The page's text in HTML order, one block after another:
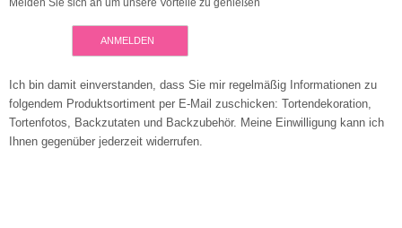
Melden Sie sich an um unsere Vorteile zu genießen
ANMELDEN
Ich bin damit einverstanden, dass Sie mir regelmäßig Informationen zu
folgendem Produktsortiment per E-Mail zuschicken: Tortendekoration,
Tortenfotos, Backzutaten und Backzubehör. Meine Einwilligung kann ich
Ihnen gegenüber jederzeit widerrufen.